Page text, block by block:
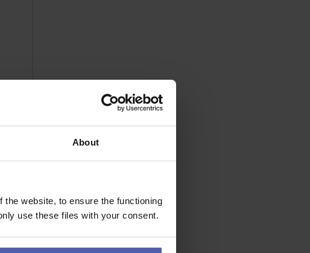
About
website, to ensure the functioning
use these files with your consent.